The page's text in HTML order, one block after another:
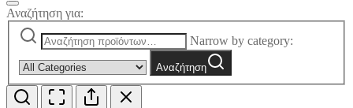
Αναζήτηση για:
Narrow by category:
Αναζήτηση